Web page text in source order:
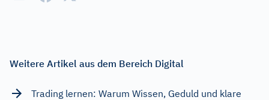
Weitere Artikel aus dem Bereich Digital
Trading lernen: Warum Wissen, Geduld und klare